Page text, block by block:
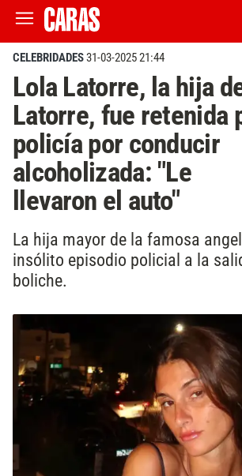
CELEBRIDADES31-03-2025 21:44
Lola Latorre, la hija
Latorre, fue retenida
policía por conducir
alcoholizada: "Le
llevaron el auto"
La hija mayor de la famosa
insólito episodio policial a la
boliche.